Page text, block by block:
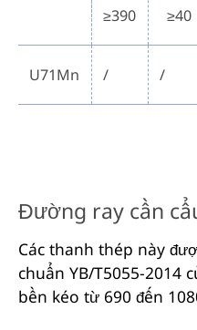
≥390 ≥40
U71Mn / /
Đường ray cần
Các thanh thép này
chuẩn YB/T5055-2014
bền kéo từ 690 đến